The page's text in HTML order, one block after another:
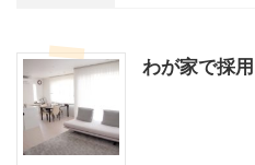
わが家で採